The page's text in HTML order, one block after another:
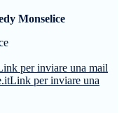
Monselice
per inviare una mail
Link per inviare una